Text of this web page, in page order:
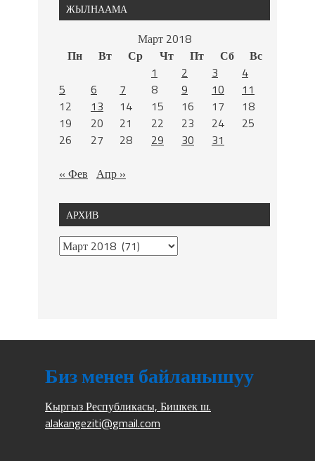
ЖЫЛНААМА
Март 2018
Пн
Вт Ср Чт Пт Сб
Вс
1
2 3
4
5
6 7 8 9 10
11
12
13 14 15 16 17
18
19
20 21 22 23 24
25
26
27 28 29 30
31
« Фев Апр »
АРХИВ
Биз менен байланышуу
Кыргыз Республикасы, Бишкек ш.
alakangeziti@gmail.com